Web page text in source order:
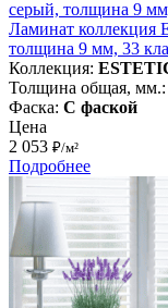
Ламинат коллекция
толщина 9 мм, 33
Коллекция:
Толщина общая, мм.:
Фаска: С фаской
Цена
2 053 ₽/м²
Подробнее